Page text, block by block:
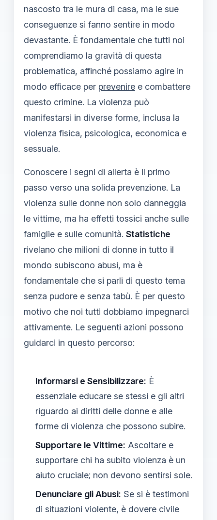
nascosto tra le mura di casa, ma le sue
conseguenze si fanno sentire in modo
devastante. È fondamentale che tutti noi
comprendiamo la gravità di questa
problematica, affinché possiamo agire in
modo efficace per prevenire e combattere
questo crimine. La violenza può
manifestarsi in diverse forme, inclusa la
violenza fisica, psicologica, economica e
sessuale.
Conoscere i segni di allerta è il primo
passo verso una solida prevenzione. La
violenza sulle donne non solo danneggia
le vittime, ma ha effetti tossici anche sulle
famiglie e sulle comunità. Statistiche
rivelano che milioni di donne in tutto il
mondo subiscono abusi, ma è
fondamentale che si parli di questo tema
senza pudore e senza tabù. È per questo
motivo che noi tutti dobbiamo impegnarci
attivamente. Le seguenti azioni possono
guidarci in questo percorso:
Informarsi e Sensibilizzare: È
essenziale educare se stessi e gli altri
riguardo ai diritti delle donne e alle
forme di violenza che possono subire.
Supportare le Vittime: Ascoltare e
supportare chi ha subito violenza è un
aiuto cruciale; non devono sentirsi sole.
Denunciare gli Abusi: Se si è testimoni
di situazioni violente, è dovere civile